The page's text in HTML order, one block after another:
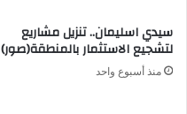
سيدي اسليمان.. تنزيل مشاريع
لتشجيع الاستثمار بالمنطقة(صور)
منذ أسبوع واحد